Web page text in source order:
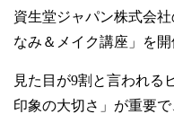
資生堂ジャパン株式会
なみ＆メイク講座」を開
見た目が9割と言われる
印象の大切さ」が重要